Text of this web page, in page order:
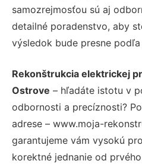
samozrejmosťou sú aj
detailné poradenstvo, aby
výsledok bude presne
Rekonštrukcia elektrickej
Ostrove – hľadáte istotu v
odbornosti a precíznosti?
adrese – www.moja-
garantujeme vám vysokú
korektné jednanie od